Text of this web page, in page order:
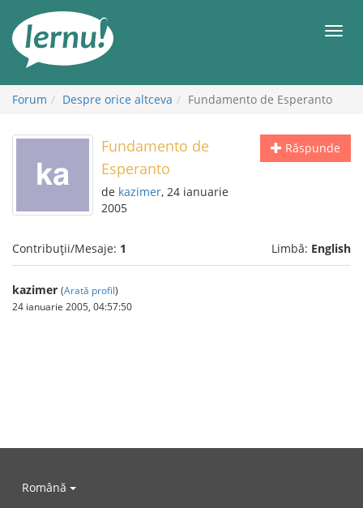
conținut
Forum Despre orice altceva Fundamento de Esperanto
Răspunde
Fundamento de
Esperanto
de kazimer, 24 ianuarie
2005
Contribuții/Mesaje: 1 Limbă: English
kazimer (Arată profil)
24 ianuarie 2005, 04:57:50
Română